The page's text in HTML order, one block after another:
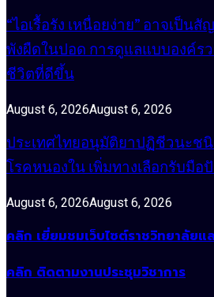
“ไอเรื้อรัง เหนื่อยง่าย” อาจเป็
พังผืดในปอด การดูแลแบบองค์
ชีวิตที่ดีขึ้น
August 6, 2026August 6, 2026
ประเทศไทยอนุมัติยาปฏิชีวนะช
โรคหนองใน เพิ่มทางเลือกรับมื
August 6, 2026August 6, 2026
คลิก เยี่ยมชมเว็บไซต์ราชวิทยาลัย
คลิก ติดตามงานประชุมวิชาการ